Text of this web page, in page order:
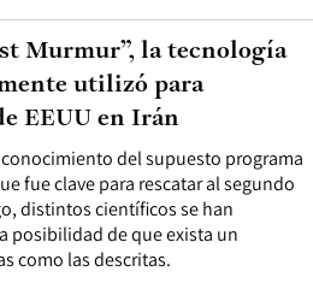
del supuesto programa
fue clave para rescatar al segundo
distintos científicos se han
posibilidad de que exista un
como las descritas.
Murmur”, la tecnología
utilizó para
EEUU en Irán